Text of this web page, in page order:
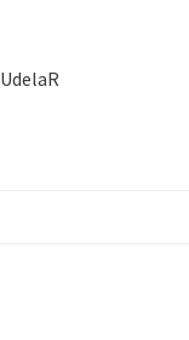
UdelaR